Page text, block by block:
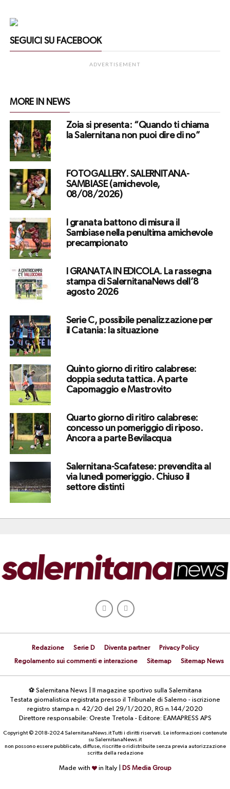
SEGUICI SU FACEBOOK
ADVERTISEMENT
MORE IN NEWS
Zoia si presenta: “Quando ti chiama
la Salernitana non puoi dire di no”
FOTOGALLERY. SALERNITANA-
SAMBIASE (amichevole,
08/08/2026)
I granata battono di misura il
Sambiase nella penultima amichevole
precampionato
I GRANATA IN EDICOLA. La rassegna
stampa di SalernitanaNews dell’8
agosto 2026
Serie C, possibile penalizzazione per
il Catania: la situazione
Quinto giorno di ritiro calabrese:
doppia seduta tattica. A parte
Capomaggio e Mastrovito
Quarto giorno di ritiro calabrese:
concesso un pomeriggio di riposo.
Ancora a parte Bevilacqua
Salernitana-Scafatese: prevendita al
via lunedì pomeriggio. Chiuso il
settore distinti
Redazione Serie D Diventa partner
Privacy Policy
Regolamento sui commenti e interazione
Sitemap Sitemap News
⚽ Salernitana News | Il magazine sportivo sulla Salernitana
Testata giornalistica registrata presso il Tribunale di Salerno - iscrizione
registro stampa n. 42/20 del 29/1/2020, RG n.144/2020
Direttore responsabile: Oreste Tretola - Editore: EAMAPRESS APS
Copyright © 2018-2024 SalernitanaNews.it Tutti i diritti riservati. Le informazioni contenute
su SalernitanaNews.it
non possono essere pubblicate, diffuse, riscritte o ridistribuite senza previa autorizzazione
scritta della redazione
Made with in Italy | DS Media Group